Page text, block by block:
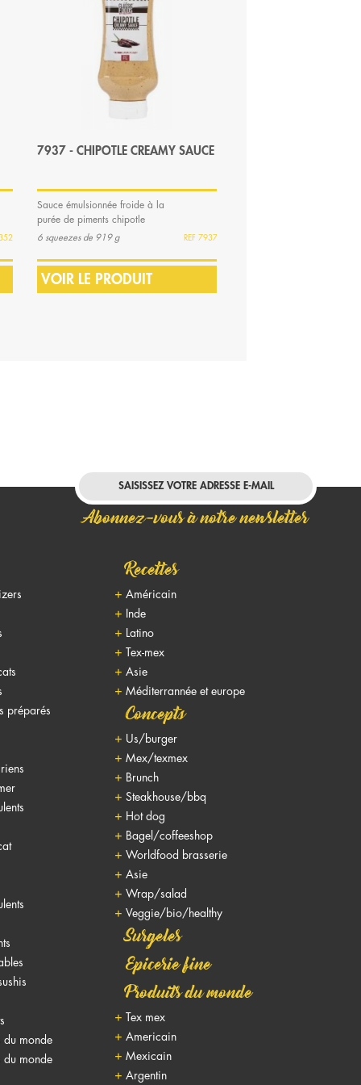
7937 - CHIPOTLE CREAMY SAUCE
Sauce émulsionnée froide à la
purée de piments chipotle
6 squeezes de 919 g 7937
VOIR LE PRODUIT
Abonnez-vous à notre newsletter
préparés
du monde
du monde
Recettes
Américain
Inde
Latino
Tex-mex
Asie
Méditerrannée et europe
Concepts
Us/burger
Mex/texmex
Brunch
Steakhouse/bbq
Hot dog
Bagel/coffeeshop
Worldfood brasserie
Asie
Wrap/salad
Veggie/bio/healthy
Surgeles
Epicerie fine
Produits du monde
Tex mex
Americain
Mexicain
Argentin